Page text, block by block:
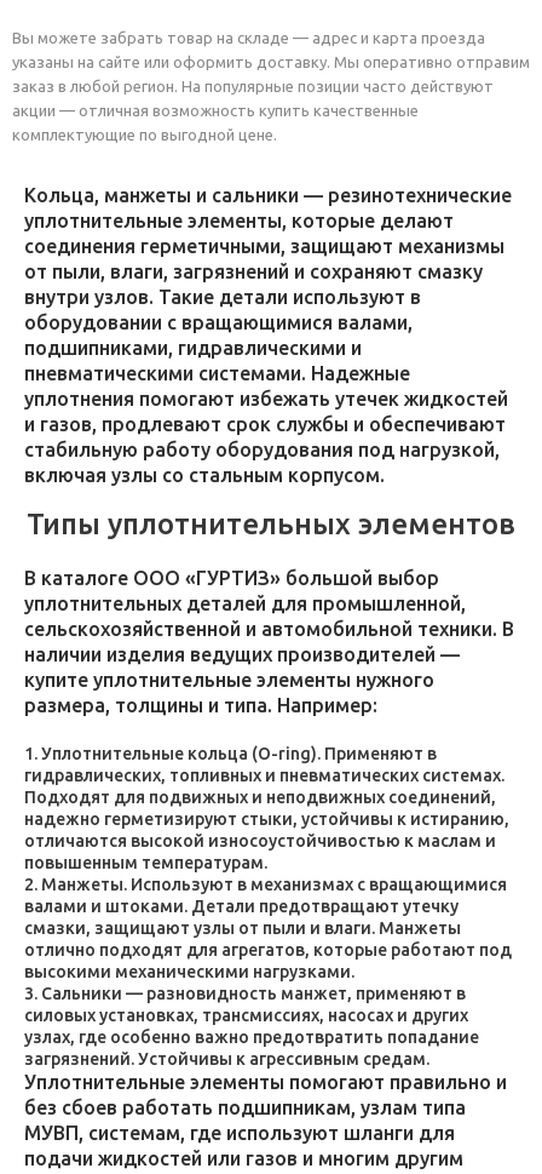
Вы можете забрать товар на складе — адрес и карта проезда
указаны на сайте или оформить доставку. Мы оперативно отправим
заказ в любой регион. На популярные позиции часто действуют
акции — отличная возможность купить качественные
комплектующие по выгодной цене.
Кольца, манжеты и сальники — резинотехнические
уплотнительные элементы, которые делают
соединения герметичными, защищают механизмы
от пыли, влаги, загрязнений и сохраняют смазку
внутри узлов. Такие детали используют в
оборудовании с вращающимися валами,
подшипниками, гидравлическими и
пневматическими системами. Надежные
уплотнения помогают избежать утечек жидкостей
и газов, продлевают срок службы и обеспечивают
стабильную работу оборудования под нагрузкой,
включая узлы со стальным корпусом.
Типы уплотнительных элементов
В каталоге ООО «ГУРТИЗ» большой выбор
уплотнительных деталей для промышленной,
сельскохозяйственной и автомобильной техники. В
наличии изделия ведущих производителей —
купите уплотнительные элементы нужного
размера, толщины и типа. Например:
Уплотнительные кольца (O-ring). Применяют в
гидравлических, топливных и пневматических системах.
Подходят для подвижных и неподвижных соединений,
надежно герметизируют стыки, устойчивы к истиранию,
отличаются высокой износоустойчивостью к маслам и
повышенным температурам.
Манжеты. Используют в механизмах с вращающимися
валами и штоками. Детали предотвращают утечку
смазки, защищают узлы от пыли и влаги. Манжеты
отлично подходят для агрегатов, которые работают под
высокими механическими нагрузками.
Сальники — разновидность манжет, применяют в
силовых установках, трансмиссиях, насосах и других
узлах, где особенно важно предотвратить попадание
загрязнений. Устойчивы к агрессивным средам.
Уплотнительные элементы помогают правильно и
без сбоев работать подшипникам, узлам типа
МУВП, системам, где используют шланги для
подачи жидкостей или газов и многим другим